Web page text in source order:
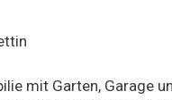
mit Garten, Garage